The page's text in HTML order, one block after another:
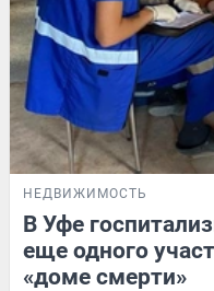
НЕДВИЖИМОСТЬ
В Уфе
еще одного
«доме смерти»